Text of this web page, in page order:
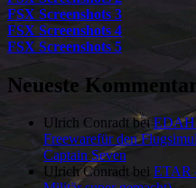
FSX Screenshots 3
FSX Screenshots 4
FSX Screenshots 5
Neueste
Ulrich ConradtbeiEDAH
Freewarefür den
Captain Seven
Ulrich Conradt bei ETAR